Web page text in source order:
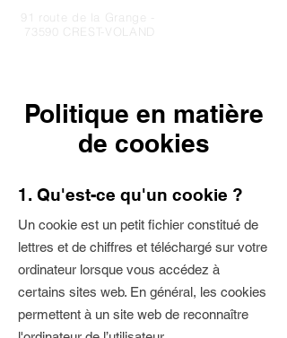
91 route de la Grange -
73590 CREST-VOLAND
Politique en matière
de cookies
1. Qu'est-ce qu'un cookie ?
Un cookie est un petit fichier constitué de
lettres et de chiffres et téléchargé sur votre
ordinateur lorsque vous accédez à
certains sites web. En général, les cookies
permettent à un site web de reconnaître